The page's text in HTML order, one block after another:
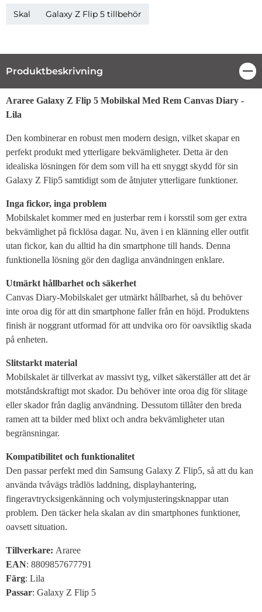
Skal Galaxy Z Flip 5 tillbehör
Produktbeskrivning
Produktbeskrivning
Araree Galaxy Z Flip 5 Mobilskal Med Rem Canvas Diary -
Lila
Den kombinerar en robust men modern design, vilket skapar en
perfekt produkt med ytterligare bekvämligheter. Detta är den
idealiska lösningen för dem som vill ha ett snyggt skydd för sin
Galaxy Z Flip5 samtidigt som de åtnjuter ytterligare funktioner.
Inga fickor, inga problem
Mobilskalet kommer med en justerbar rem i korsstil som ger extra
bekvämlighet på ficklösa dagar. Nu, även i en klänning eller outfit
utan fickor, kan du alltid ha din smartphone till hands. Denna
funktionella lösning gör den dagliga användningen enklare.
Utmärkt hållbarhet och säkerhet
Canvas Diary-Mobilskalet ger utmärkt hållbarhet, så du behöver
inte oroa dig för att din smartphone faller från en höjd. Produktens
finish är noggrant utformad för att undvika oro för oavsiktlig skada
på enheten.
Slitstarkt material
Mobilskalet är tillverkat av massivt tyg, vilket säkerställer att det är
motståndskraftigt mot skador. Du behöver inte oroa dig för slitage
eller skador från daglig användning. Dessutom tillåter den breda
ramen att ta bilder med blixt och andra bekvämligheter utan
begränsningar.
Kompatibilitet och funktionalitet
Den passar perfekt med din Samsung Galaxy Z Flip5, så att du kan
använda tvåvägs trådlös laddning, displayhantering,
fingeravtrycksigenkänning och volymjusteringsknappar utan
problem. Den täcker hela skalan av din smartphones funktioner,
oavsett situation.
Tillverkare: Araree
EAN: 8809857677791
Färg: Lila
Passar: Galaxy Z Flip 5